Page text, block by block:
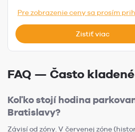
Pre zobrazenie ceny sa prosím
Zistiť viac
FAQ — Často
Koľko stojí hodina
Bratislavy?
Závisí od zóny. V červenej zóne